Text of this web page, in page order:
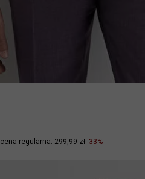
cena regularna: 299,99 zł -33%